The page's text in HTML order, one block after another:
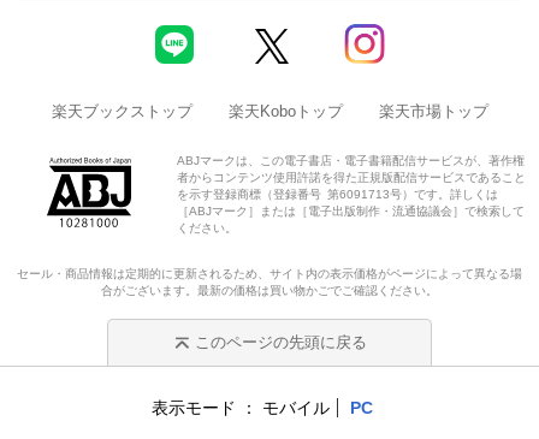
楽天ブックストップ 楽天Koboトップ 楽天市場トップ
ABJマークは、この電子書店・電子書籍配信サービスが、著作権
者からコンテンツ使用許諾を得た正規版配信サービスであること
を示す登録商標（登録番号 第6091713号）です。詳しくは
［ABJマーク］または［電子出版制作・流通協議会］で検索して
ください。
セール・商品情報は定期的に更新されるため、サイト内の表示価格がページによって異なる場
合がございます。最新の価格は買い物かごでご確認ください。
このページの先頭に戻る
表示モード モバイル PC